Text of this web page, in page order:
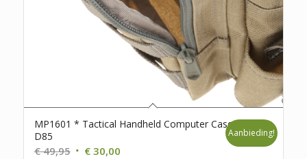
MP1601 * Tactical Handheld Computer Case *
D85
€49,95 Oorspronkelijke
€30,00Huidige
Aanbieding!